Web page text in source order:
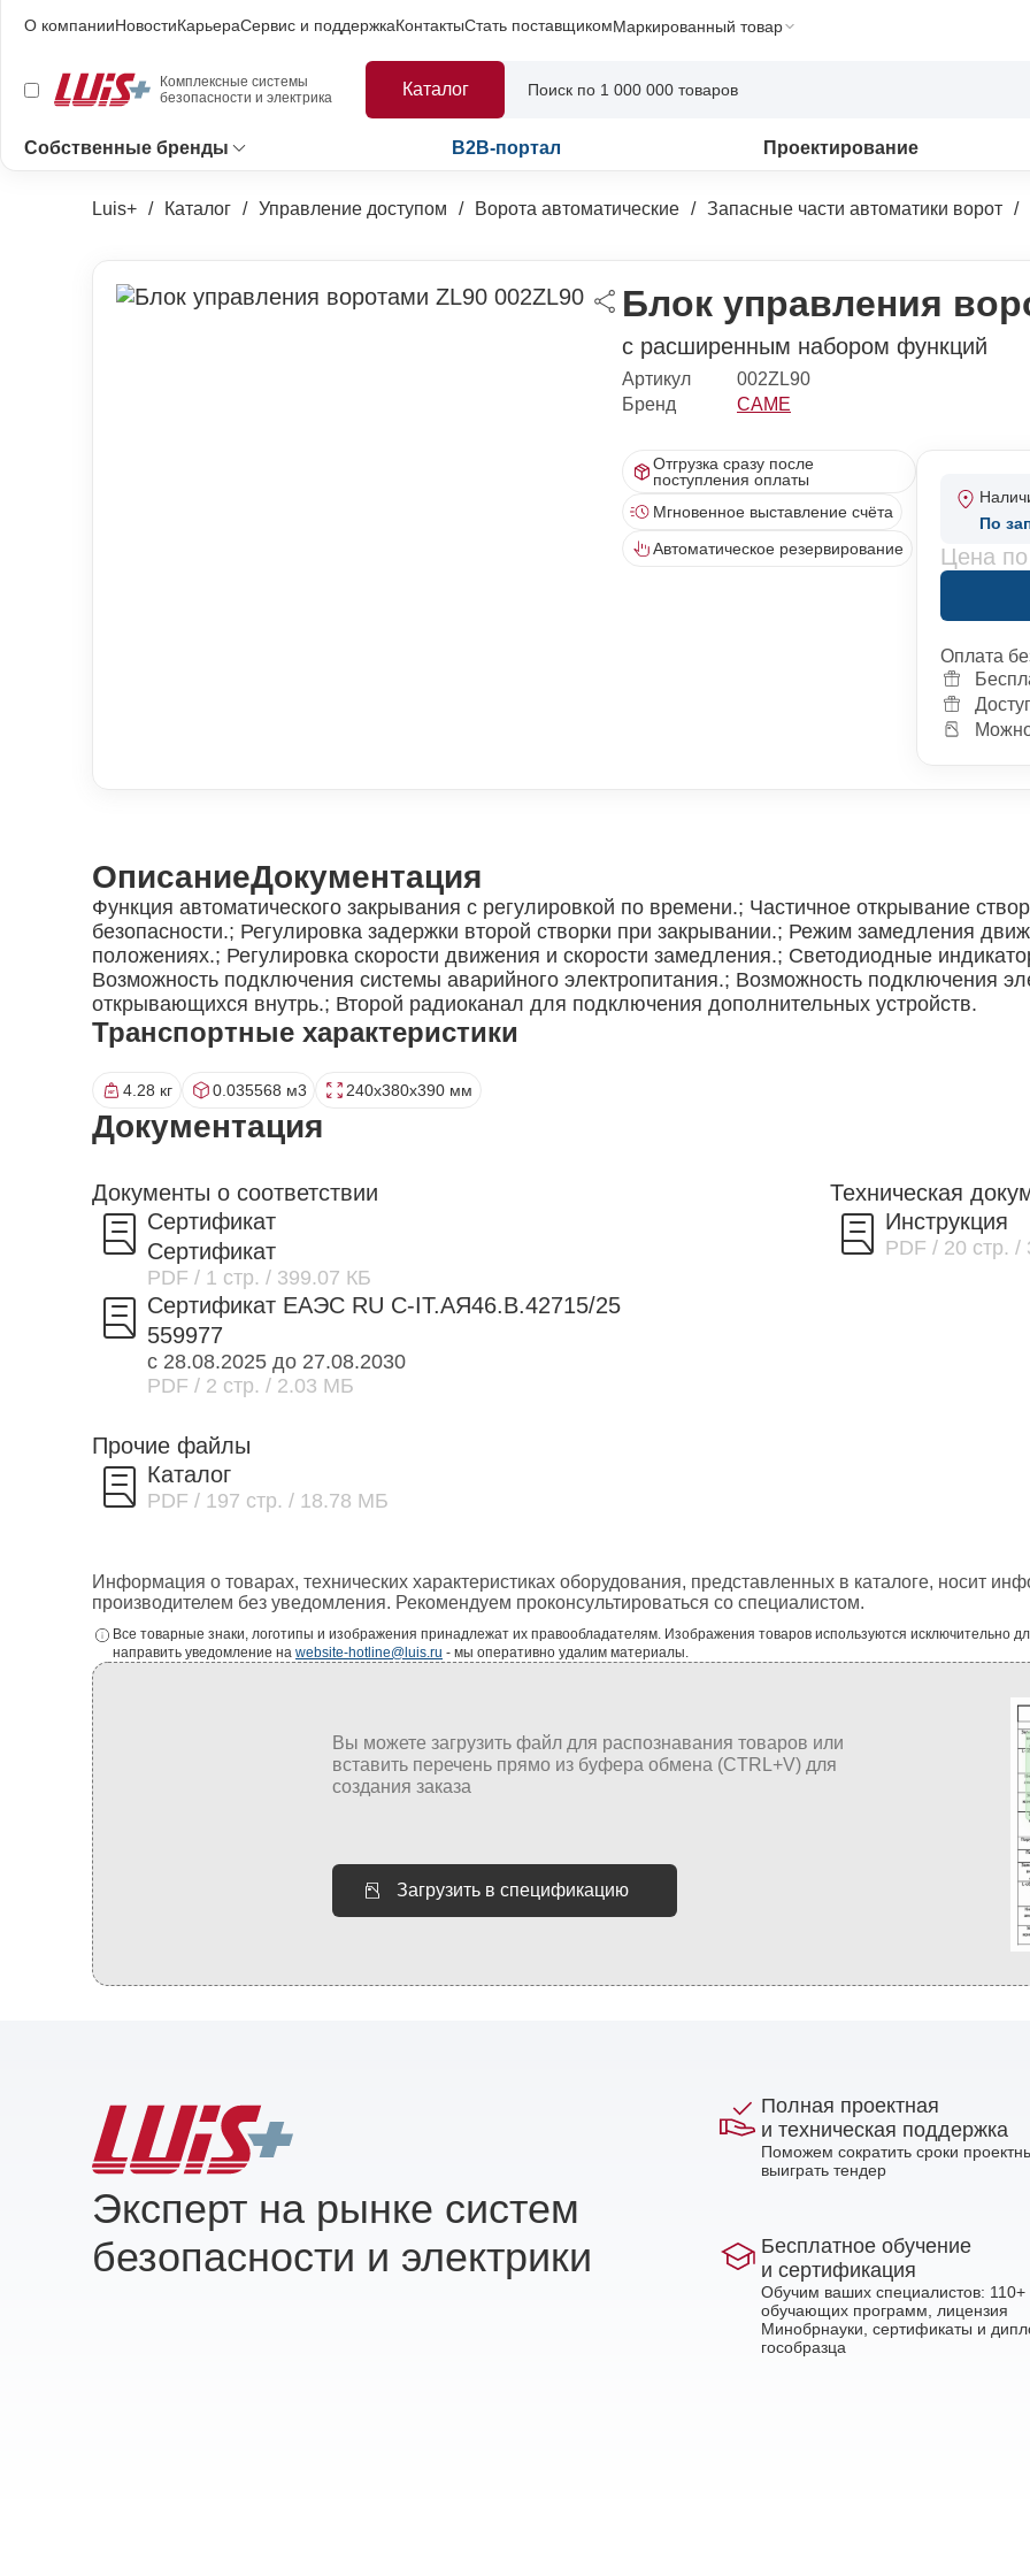
О компанииНовостиКарьераСервис и поддержкаКонтактыСтать поставщикомМаркированный товар
Комплексные системы
безопасности и электрика
Каталог
Собственные бренды B2B-портал Проектирование
Luis+ Каталог Управление доступом Ворота автоматические Запасные части автоматики ворот
Блок управления
с расширенным набором функций
Артикул
002ZL90
Бренд
CAME
Отгрузка сразу после
поступления оплаты
Мгновенное выставление счёта
Автоматическое резервирование
По
Цена
Оплата
Можно
ОписаниеДокументация
Функция автоматического закрывания с регулировкой по времени.; Частичное открывание
безопасности.; Регулировка задержки второй створки при закрывании.; Режим замедления
положениях.; Регулировка скорости движения и скорости замедления.; Светодиодные
Возможность подключения системы аварийного электропитания.; Возможность подключения
открывающихся внутрь.; Второй радиоканал для подключения дополнительных устройств.
Транспортные характеристики
4.28 кг 0.035568 м3 240x380x390 мм
Документация
Документы о соответствии
Сертификат
Сертификат
PDF / 1 стр. / 399.07 КБ
Сертификат ЕАЭС RU C-IT.АЯ46.В.42715/25
559977
с 28.08.2025 до 27.08.2030
PDF / 2 стр. / 2.03 МБ
Техническая
Инструкция
PDF / 20 стр. /
Прочие файлы
Каталог
PDF / 197 стр. / 18.78 МБ
Информация о товарах, технических характеристиках оборудования, представленных в каталоге, носит
производителем без уведомления. Рекомендуем проконсультироваться со специалистом.
Все товарные знаки, логотипы и изображения принадлежат их правообладателям. Изображения товаров используются
направить уведомление на website-hotline@luis.ru - мы оперативно удалим материалы.
Загрузить в спецификацию
Эксперт на рынке систем
безопасности и электрики
Полная проектная
и техническая поддержка
Поможем сократить сроки
выиграть тендер
Бесплатное обучение
и сертификация
Обучим ваших специалистов: 110+
обучающих программ, лицензия
Минобрнауки, сертификаты и
гособразца